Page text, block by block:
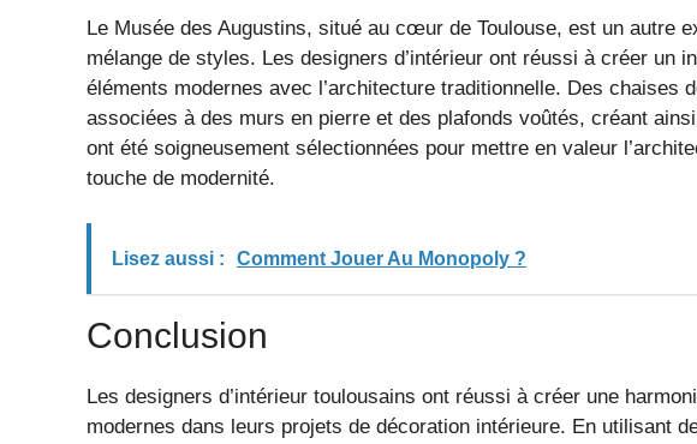
Le Musée des Augustins, situé au cœur de Toulouse, est un autre
mélange de styles. Les designers d’intérieur ont réussi à créer un
éléments modernes avec l’architecture traditionnelle. Des chaises
associées à des murs en pierre et des plafonds voûtés, créant
ont été soigneusement sélectionnées pour mettre en valeur
touche de modernité.
Lisez aussi : Comment Jouer Au Monopoly ?
Conclusion
Les designers d’intérieur toulousains ont réussi à créer une
modernes dans leurs projets de décoration intérieure. En utilisant